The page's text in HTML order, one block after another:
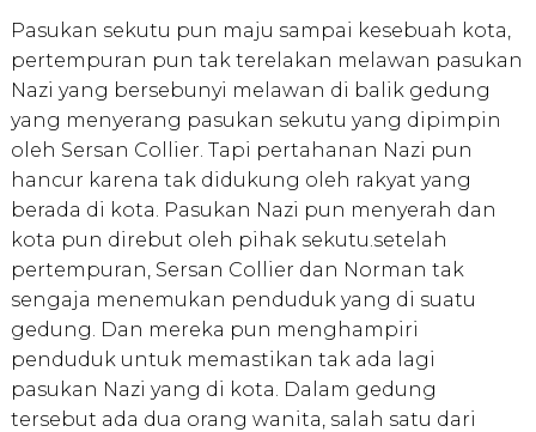
Pasukan sekutu pun maju sampai kesebuah kota,
pertempuran pun tak terelakan melawan pasukan
Nazi yang bersebunyi melawan di balik gedung
yang menyerang pasukan sekutu yang dipimpin
oleh Sersan Collier. Tapi pertahanan Nazi pun
hancur karena tak didukung oleh rakyat yang
berada di kota. Pasukan Nazi pun menyerah dan
kota pun direbut oleh pihak sekutu.setelah
pertempuran, Sersan Collier dan Norman tak
sengaja menemukan penduduk yang di suatu
gedung. Dan mereka pun menghampiri
penduduk untuk memastikan tak ada lagi
pasukan Nazi yang di kota. Dalam gedung
tersebut ada dua orang wanita, salah satu dari